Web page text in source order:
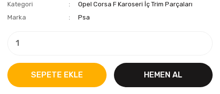
Kategori
Opel Corsa F Karoseri İç Trim Parçaları
Marka
Psa
SEPETE EKLE HEMEN AL